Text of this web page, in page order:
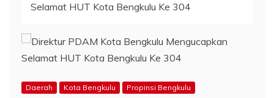
Selamat HUT Kota Bengkulu Ke 304
Daerah Kota Bengkulu Propinsi Bengkulu